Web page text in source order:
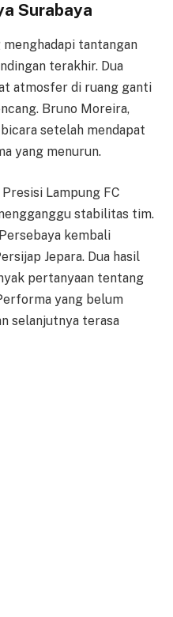
Surabaya
menghadapi tantangan
terakhir. Dua
atmosfer di ruang ganti
Bruno Moreira,
setelah mendapat
yang menurun.
Lampung FC
stabilitas tim.
kembali
Jepara. Dua hasil
pertanyaan tentang
yang belum
selanjutnya terasa